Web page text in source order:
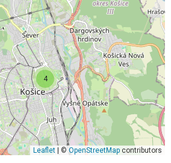
4
Leaflet | © OpenStreetMap contributors